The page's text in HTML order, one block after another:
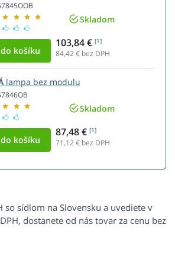
Skladom
103,84 € [1]
84,42€ bez DPH
lampa bez modulu
Skladom
87,48 € [1]
71,12€ bez DPH
so sídlom na Slovensku a uvediete v
dostanete od nás tovar za cenu bez